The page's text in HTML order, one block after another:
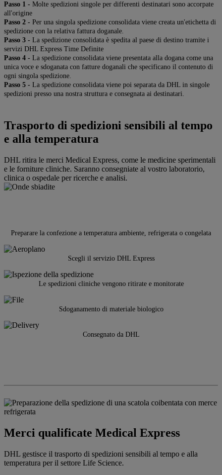
Passo 1 - Molte spedizioni singole per differenti destinatari sono accorpate
all'origine
Passo 2 - Per una singola spedizione consolidata viene creata un'etichetta di
spedizione con la relativa fattura doganale.
Passo 3 - La spedizione consolidata è spedita al paese di destino tramite i
servizi DHL Express Time Definite
Passo 4 - La spedizione consolidata viene presentata alla dogana come una
unica voce e sdoganata con fatture doganali che specificano il contenuto di
ogni singola spedizione.
Passo 5 - La spedizione consolidata viene poi separata da DHL in singole
spedizioni presso una nostra struttura e consegnata ai destinatari.
Trasporto di spedizioni sensibili al tempo
e alla temperatura
DHL ritira le merci Medical Express, come le medicine sperimentali
e le forniture cliniche. Saranno consegniate al vostro laboratorio,
clinica o ospedale per ricerche e analisi.
Preparare la confezione a temperatura ambiente, refrigerata o congelata
Scegli il servizio DHL Express
Le spedizioni cliniche vengono ritirate e monitorate
Sdoganamento di materiale biologico
Consegnato da DHL
Merci qualificate Medical Express
DHL gestisce il trasporto di spedizioni sensibili al tempo e alla
temperatura per il settore Life Science.